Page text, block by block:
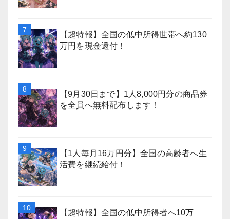
【超特報】全国の低中所得世帯へ約130
万円を現金還付！
【9月30日まで】1人8,000円分の商品券
を全員へ無料配布します！
【1人毎月16万円分】全国の高齢者へ生
活費を継続給付！
【超特報】全国の低中所得者へ10万